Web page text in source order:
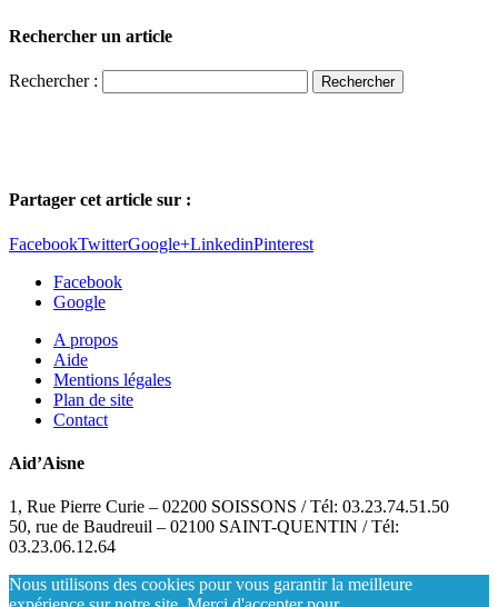
Rechercher un article
Rechercher :
Partager cet article sur :
FacebookTwitterGoogle+LinkedinPinterest
Facebook
Google
A propos
Aide
Mentions légales
Plan de site
Contact
Aid’Aisne
1, Rue Pierre Curie – 02200 SOISSONS / Tél: 03.23.74.51.50
50, rue de Baudreuil – 02100 SAINT-QUENTIN / Tél:
03.23.06.12.64
Nous utilisons des cookies pour vous garantir la meilleure